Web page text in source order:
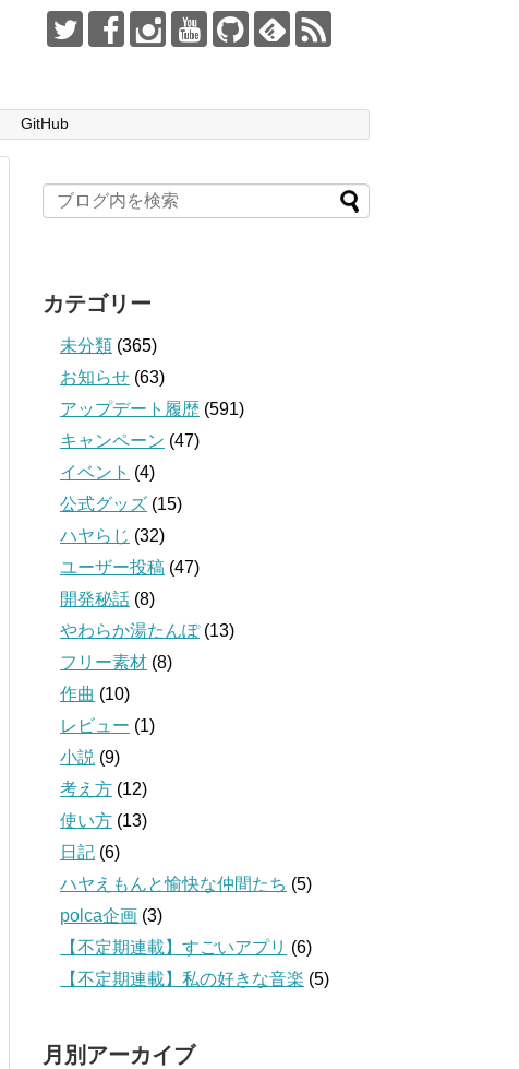
GitHub
カテゴリー
未分類 (365)
お知らせ (63)
アップデート履歴 (591)
キャンペーン (47)
イベント (4)
公式グッズ (15)
ハヤらじ (32)
ユーザー投稿 (47)
開発秘話 (8)
やわらか湯たんぽ(13)
フリー素材 (8)
作曲 (10)
レビュー (1)
小説 (9)
考え方 (12)
使い方 (13)
日記 (6)
ハヤえもんと愉快な仲間たち (5)
polca企画 (3)
【不定期連載】すごいアプリ (6)
【不定期連載】私の好きな音楽 (5)
月別アーカイブ